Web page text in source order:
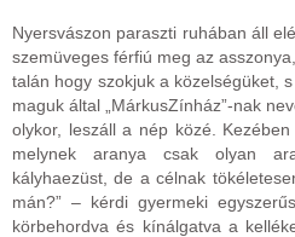
Nyersvászon paraszti ruhában áll
szemüveges férfiú meg az
talán hogy szokjuk a közelségüket,
maguk által „MárkusZínház”-nak
olykor, leszáll a nép közé.
melynek aranya csak olyan
kályhaezüst, de a célnak
mán?” – kérdi gyermeki
körbehordva és kínálgatva a